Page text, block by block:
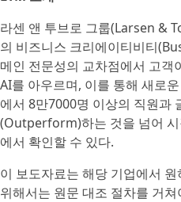
라센 앤 투브로 그룹(Larsen &
의 비즈니스 크리에이티비티
메인 전문성의 교차점에서 고객
AI를 아우르며, 이를 통해 새로
에서 8만7000명 이상의 직원과
(Outperform)하는 것을 넘어
에서 확인할 수 있다.
이 보도자료는 해당 기업에서
위해서는 원문 대조 절차를 거